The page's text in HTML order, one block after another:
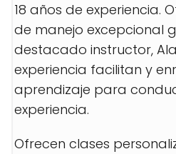
18 años de experiencia.
de manejo excepcional
destacado instructor,
experiencia facilitan y
aprendizaje para
experiencia.
Ofrecen clases